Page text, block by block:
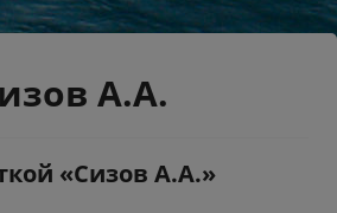
А.А.
«Сизов А.А.»